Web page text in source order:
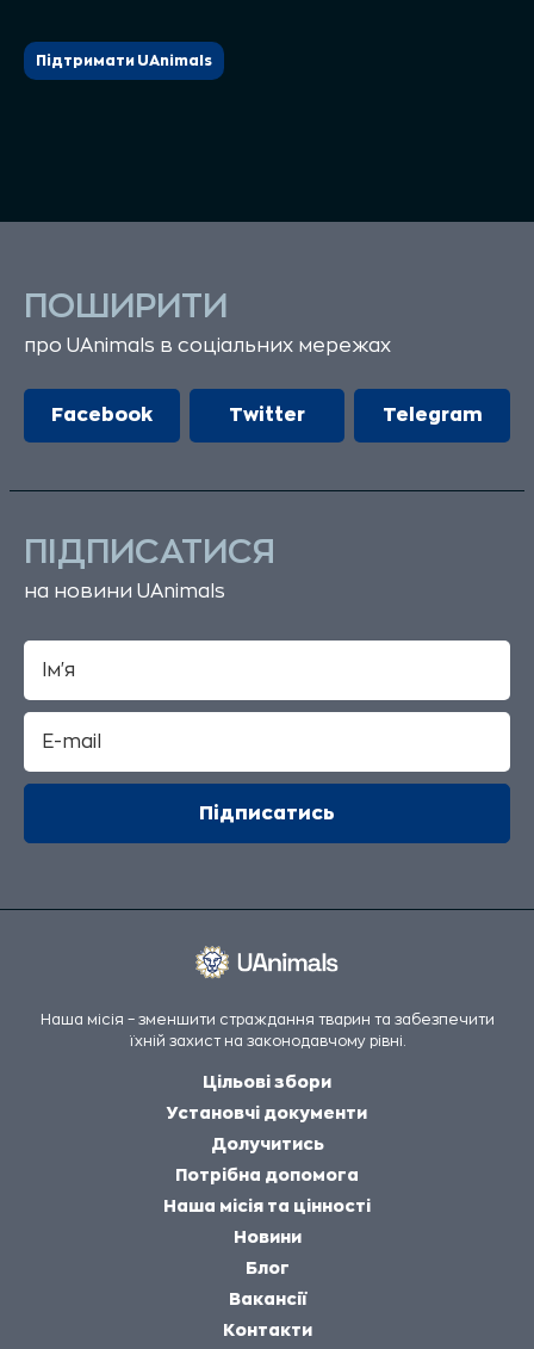
Підтримати UAnimals
ПОШИРИТИ
про UAnimals в соціальних мережах
Facebook Twitter Telegram
ПІДПИСАТИСЯ
на новини UAnimals
Наша місія – зменшити страждання тварин та забезпечити
їхній захист на законодавчому рівні.
Цільові збори
Установчі документи
Долучитись
Потрібна допомога
Наша місія та цінності
Новини
Блог
Вакансії
Контакти